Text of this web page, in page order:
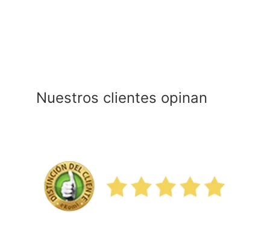
Nuestros clientes opinan